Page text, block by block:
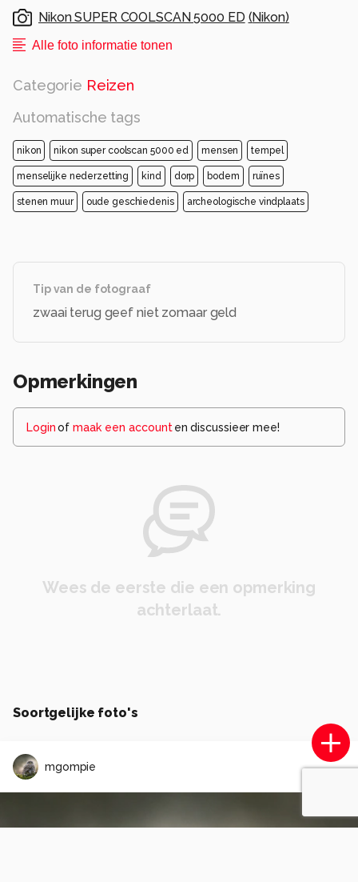
Nikon SUPER COOLSCAN 5000 ED (Nikon)
Alle foto informatie tonen
Categorie Reizen
Automatische tags
nikon nikon super coolscan 5000 ed mensen tempel
menselijke nederzetting kind dorp bodem ruïnes
stenen muur oude geschiedenis archeologische vindplaats
Tip van de fotograaf
zwaai terug geef niet zomaar geld
Opmerkingen
Loginof maak een account en discussieer mee!
Wees de eerste die een opmerking
achterlaat.
Soortgelijke foto's
mgompie